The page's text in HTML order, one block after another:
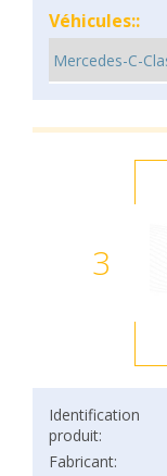
Véhicules::
3
Identification
produit:
Fabricant: